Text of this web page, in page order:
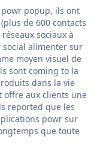
popup, ils ont
de 600 contacts
sociaux à
alimenter sur
moyen visuel de
sont coming to la
dans la vie
offre aux clients une
reported que les
powr sur
que toute